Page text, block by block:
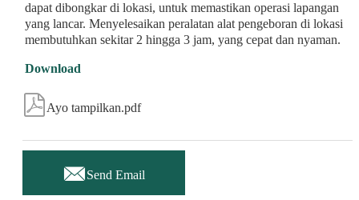
dapat dibongkar di lokasi, untuk memastikan operasi lapangan
yang lancar. Menyelesaikan peralatan alat pengeboran di lokasi
membutuhkan sekitar 2 hingga 3 jam, yang cepat dan nyaman.
Download
Ayo tampilkan.pdf
Send Email